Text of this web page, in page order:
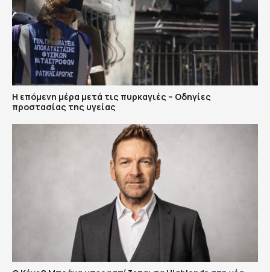
Η επόμενη μέρα μετά τις πυρκαγιές – Οδηγίες
προστασίας της υγείας